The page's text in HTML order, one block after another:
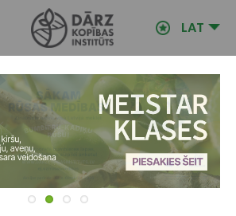
LAT